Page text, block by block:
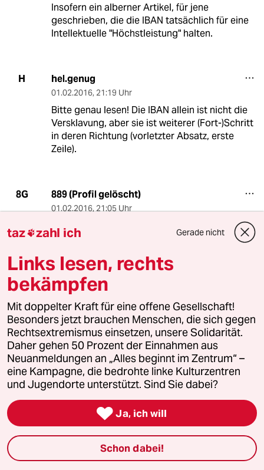
Insofern ein alberner Artikel, für jene
geschrieben, die die IBAN tatsächlich für eine
Intellektuelle "Höchstleistung" halten.
H hel.genug
01.02.2016, 21:19 Uhr
Bitte genau lesen! Die IBAN allein ist nicht die
Versklavung, aber sie ist weiterer (Fort-)Schritt
in deren Richtung (vorletzter Absatz, erste
Zeile).
8G 889 (Profil gelöscht)
01.02.2016,21:05 Uhr
"Und alles nur, damit der Datenaustausch
zwischen Banken verschiedener Länder
Maschinen einfacher miteinander
kommunizieren können."
Keine sehr glaubwürdige Begründung, denn
die Umrechnung zwischen BLZ und IBAN ist ja
bei den Banken längst implementiert. Die BLZ
wird dabei im Hintergrund in die IBAN
umgerechnet, bevor die Überweisung
ausgeführt wird, so dass es ganz egal ist,
welche der beiden Nummern der Kunde oder
Anstatt dass man das einfach so lässt, muss
nun diese Funktionalität wieder ausgebaut und
durch neu zu implementierende Mahn- und
Hinweisfunktionen ersetzt werden.
taz zahl ich Gerade nicht
Links lesen, rechts
bekämpfen
Mit doppelter Kraft für eine offene Gesellschaft!
Besonders jetzt brauchen Menschen, die sich gegen
Rechtsextremismus einsetzen, unsere Solidarität.
Daher gehen 50 Prozent der Einnahmen aus
Neuanmeldungen an „Alles beginnt im Zentrum“ –
eine Kampagne, die bedrohte linke Kulturzentren
und Jugendorte unterstützt. Sind Sie dabei?
 Ja, ich will
Schon dabei!